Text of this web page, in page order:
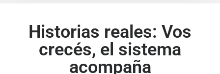
Historias reales: Vos
crecés, el sistema
acompaña